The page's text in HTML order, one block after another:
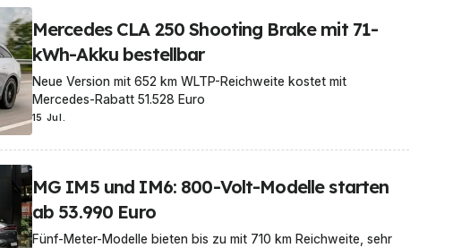
Mercedes CLA 250 Shooting Brake mit 71-
kWh-Akku bestellbar
Neue Version mit 652 km WLTP-Reichweite kostet mit
Mercedes-Rabatt 51.528 Euro
15 Jul.
MG IM5 und IM6: 800-Volt-Modelle starten
ab 53.990 Euro
Fünf-Meter-Modelle bieten bis zu mit 710 km Reichweite, sehr